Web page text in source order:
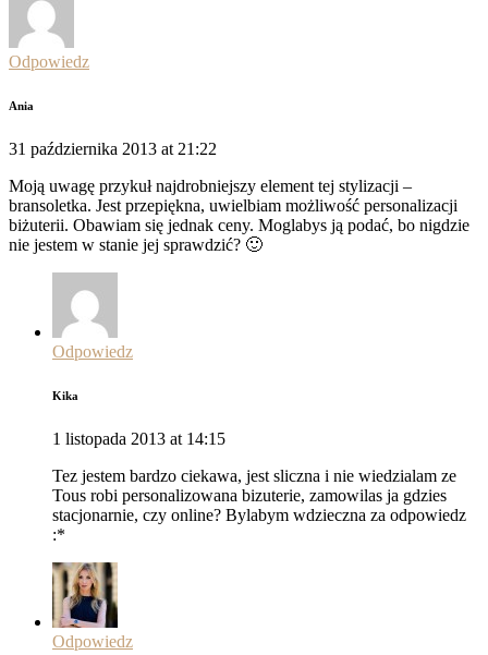
Odpowiedz
Ania
31 października 2013 at 21:22
Moją uwagę przykuł najdrobniejszy element tej stylizacji –
bransoletka. Jest przepiękna, uwielbiam możliwość personalizacji
biżuterii. Obawiam się jednak ceny. Moglabys ją podać, bo nigdzie
nie jestem w stanie jej sprawdzić? 🙂
Odpowiedz
Kika
1 listopada 2013 at 14:15
Tez jestem bardzo ciekawa, jest sliczna i nie wiedzialam ze
Tous robi personalizowana bizuterie, zamowilas ja gdzies
stacjonarnie, czy online? Bylabym wdzieczna za odpowiedz
:*
Odpowiedz